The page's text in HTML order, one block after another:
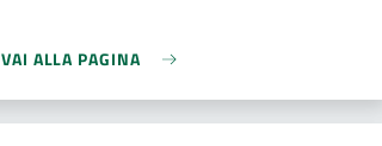
VAI ALLA PAGINA